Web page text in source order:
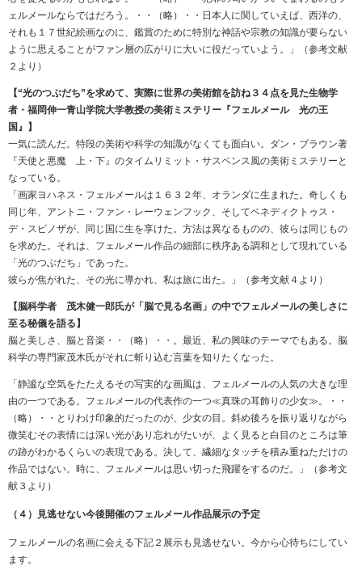
ェルメールならではだろう。・・（略）・・日本人に関していえば、西洋の、
それも１７世紀絵画なのに、鑑賞のために特別な神話や宗教の知識が要らない
ように思えることがファン層の広がりに大いに役だっていよう。」（参考文献
２より）
【“光のつぶだち”を求めて、実際に世界の美術館を訪ね３４点を見た生物学
者・福岡伸一青山学院大学教授の美術ミステリー『フェルメール 光の王
国』】
一気に読んだ。特段の美術や科学の知識がなくても面白い。ダン・ブラウン著
『天使と悪魔 上・下』のタイムリミット・サスペンス風の美術ミステリーと
なっている。
「画家ヨハネス・フェルメールは１６３２年、オランダに生まれた。奇しくも
同じ年、アントニ・ファン・レーウェンフック、そしてベネディクトゥス・
デ・スピノザが、同じ国に生を享けた。方法は異なるものの、彼らは同じもの
を求めた。それは、フェルメール作品の細部に秩序ある調和として現れている
「光のつぶだち」であった。
彼らが焦がれた、その光に導かれ、私は旅に出た。」（参考文献４より）
【脳科学者 茂木健一郎氏が「脳で見る名画」の中でフェルメールの美しさに
至る秘儀を語る】
脳と美しさ、脳と音楽・・（略）・・。最近、私の興味のテーマでもある。脳
科学の専門家茂木氏がそれに斬り込む言葉を知りたくなった。
「静謐な空気をたたえるその写実的な画風は、フェルメールの人気の大きな理
由の一つである。フェルメールの代表作の一つ≪真珠の耳飾りの少女≫。・・
（略）・・とりわけ印象的だったのが、少女の目。斜め後ろを振り返りながら
微笑むその表情には深い光があり忘れがたいが、よく見ると白目のところは筆
の跡がわかるくらいの表現である。決して、繊細なタッチを積み重ねただけの
作品ではない。時に、フェルメールは思い切った飛躍をするのだ。」（参考文
献３より）
（４）見逃せない今後開催のフェルメール作品展示の予定
フェルメールの名画に会える下記２展示も見逃せない。今から心待ちにしてい
ます。